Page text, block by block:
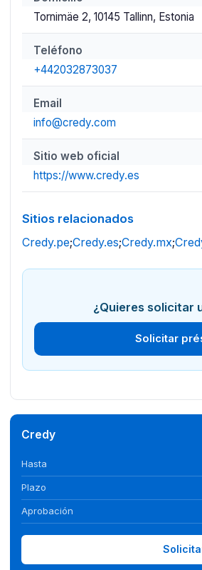
Tornimäe 2, 10145 Tallinn, Estonia
Teléfono
+442032873037
Email
info@credy.com
Sitio web oficial
https://www.credy.es
Sitios relacionados
Credy.pe;Credy.es;Credy.mx;
¿Quieres solicitar
Solicitar
Credy
Hasta
Plazo
Aprobación